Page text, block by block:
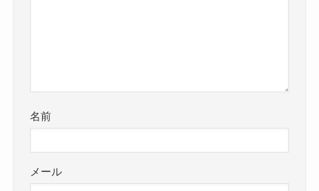
名前
メール